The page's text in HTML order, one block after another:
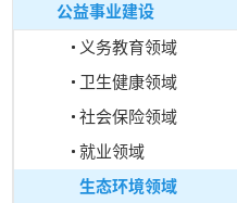
公益事业建设
义务教育领域
卫生健康领域
社会保险领域
就业领域
生态环境领域